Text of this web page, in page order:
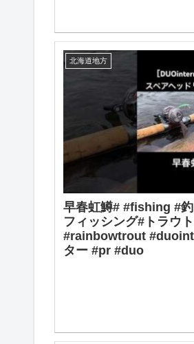
北海道地方
早春虹鱒# #fishing #
フィッシング#トラウ
#rainbowtrout
ター #pr #duo